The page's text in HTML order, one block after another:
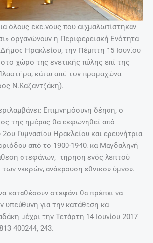
όλους εκείνους που αιχμαλωτίστηκαν
οργανώνουν η Περιφερειακή Ενότητα
Ηρακλείου, την Πέμπτη 15 Ιουνίου
χώρο της ενετικής πύλης επί της
κάτω από τον προμαχώνα
Ν.Καζαντζάκη).
Επιμνημόσυνη δέηση, ο
της ημέρας θα εκφωνηθεί από
Γυμνασίου Ηρακλείου και ερευνήτρια
από το 1900-1940, κα Μαγδαληνή
στεφάνων, τήρηση ενός λεπτού
νεκρών, ανάκρουση εθνικού ύμνου.
καταθέσουν στεφάνι θα πρέπει να
υπεύθυνη για την κατάθεση κα
μέχρι την Τετάρτη 14 Ιουνίου 2017
400244, 243.